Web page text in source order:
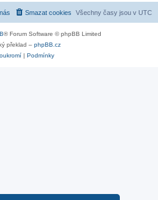
Všechny časy jsou v UTC
Smazat cookies
® Forum Software © phpBB Limited
překlad – phpBB.cz
| Podmínky